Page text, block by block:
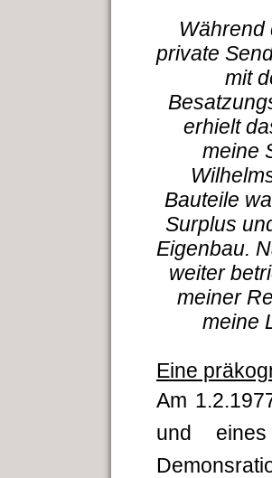
Während
private
mit
erhielt
meine
Bauteile
Surplus
Eigenbau.
weiter
meiner
meine
Eine
Am
und